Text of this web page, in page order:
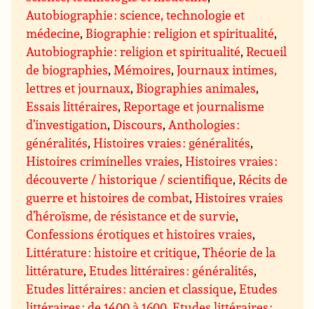
Autobiographie : science, technologie et
médecine, Biographie : religion et spiritualité,
Autobiographie : religion et spiritualité,Recueil
de biographies,Mémoires,Journaux intimes,
lettres et journaux, Biographies animales,
Essais littéraires,Reportage et journalisme
d’investigation,Discours,Anthologies :
généralités,Histoires vraies : généralités,
Histoires criminelles vraies,Histoires vraies :
découverte / historique / scientifique,Récits de
guerre et histoires de combat,Histoires vraies
d’héroïsme, de résistance et de survie,
Confessions érotiques et histoires vraies,
Littérature : histoire et critique,Théorie de la
littérature,Etudes littéraires : généralités,
Etudes littéraires : ancien et classique,Etudes